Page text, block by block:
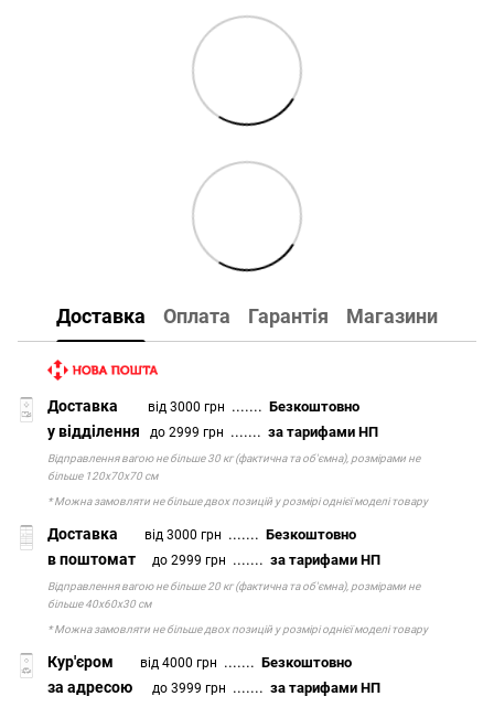
Доставка Оплата Гарантія Магазини
Доставка від 3000 грн .......Безкоштовно
у відділення до 2999 грн .......за тарифами НП
Відправлення вагою не більше 30 кг (фактична та об'ємна), розмірами не
більше 120х70х70 см
* Можна замовляти не більше двох позицій у розмірі однієї моделі товару
Доставка від 3000 грн .......Безкоштовно
в поштомат до 2999 грн .......за тарифами НП
Відправлення вагою не більше 20 кг (фактична та об'ємна), розмірами не
більше 40х60х30 см
* Можна замовляти не більше двох позицій у розмірі однієї моделі товару
Кур'єром від 4000 грн .......Безкоштовно
за адресою до 3999 грн .......за тарифами НП